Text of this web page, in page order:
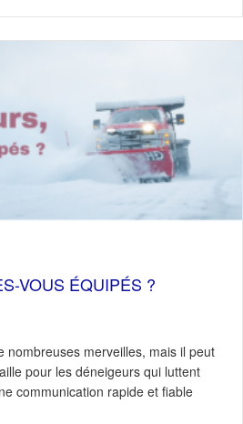
VOUS ÉQUIPÉS ?
nombreuses merveilles, mais il peut
pour les déneigeurs qui luttent
communication rapide et fiable